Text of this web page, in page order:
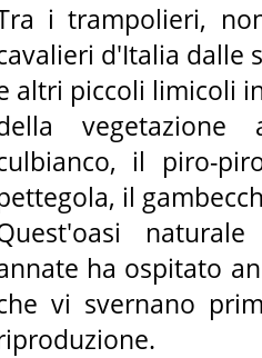
i trampolieri,
d'Italia dalle
altri piccoli limicoli
il piro-
il
ha ospitato
vi svernano